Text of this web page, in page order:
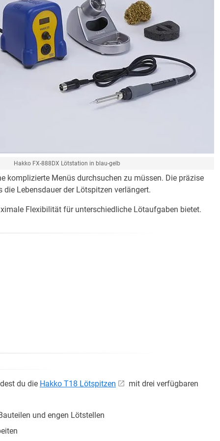
Hakko FX-888DX Lötstation in blau-gelb
komplizierte Menüs durchsuchen zu müssen. Die präzise
Lebensdauer der Lötspitzen verlängert.
Flexibilität für unterschiedliche Lötaufgaben bietet.
du die Hakko T18 Lötspitzen mit drei verfügbaren
und engen Lötstellen